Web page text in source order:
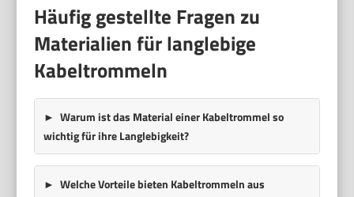
Häufig gestellte Fragen zu
Materialien für langlebige
Kabeltrommeln
Warum ist das Material einer Kabeltrommel so
wichtig für ihre Langlebigkeit?
Welche Vorteile bieten Kabeltrommeln aus